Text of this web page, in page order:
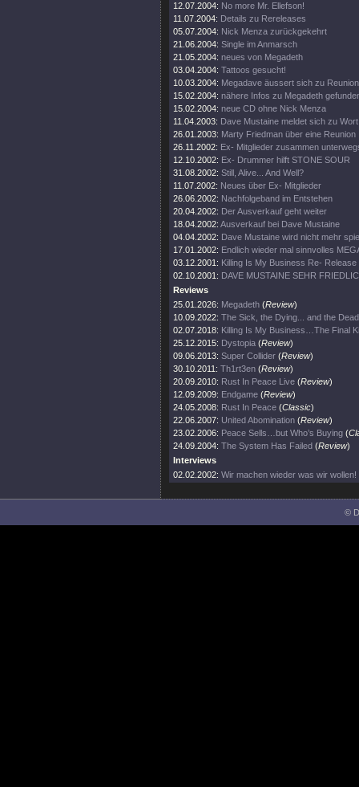
12.07.2004: No more Mr. Ellefson!
11.07.2004: Details zu Rereleases
05.07.2004: Nick Menza zurückgekehrt
21.06.2004: Single im Anmarsch
21.05.2004: neues von Megadeth
03.04.2004: Tattoos gesucht!
10.03.2004: Megadave äussert sich zu Reunion
15.02.2004: nähere Infos zu Megadeth
15.02.2004: neue CD ohne Nick Menza
11.04.2003: Dave Mustaine meldet sich zu Wort
26.01.2003: Marty Friedman über eine Reunion
26.11.2002: Ex- Mitglieder zusammen
12.10.2002: Ex- Drummer hilft STONE SOUR
31.08.2002: Still, Alive... And Well?
11.07.2002: Neues über Ex- Mitglieder
26.06.2002: Nachfolgeband im Entstehen
20.04.2002: Der Ausverkauf geht weiter
18.04.2002: Ausverkauf bei Dave Mustaine
04.04.2002: Dave Mustaine wird nicht mehr
17.01.2002: Endlich wieder mal sinnvolles
03.12.2001: Killing Is My Business Re- Release
02.10.2001: DAVE MUSTAINE SEHR
Reviews
25.01.2026: Megadeth (Review)
10.09.2022: The Sick, the Dying... and the
02.07.2018: Killing Is My Business…The Final
25.12.2015: Dystopia (Review)
09.06.2013: Super Collider (Review)
30.10.2011: Th1rt3en (Review)
20.09.2010: Rust In Peace Live (Review)
12.09.2009: Endgame (Review)
24.05.2008: Rust In Peace (Classic)
22.06.2007: United Abomination (Review)
23.02.2006: Peace Sells…but Who’s Buying (
24.09.2004: The System Has Failed (Review)
Interviews
02.02.2002: Wir machen wieder was wir wollen!
©